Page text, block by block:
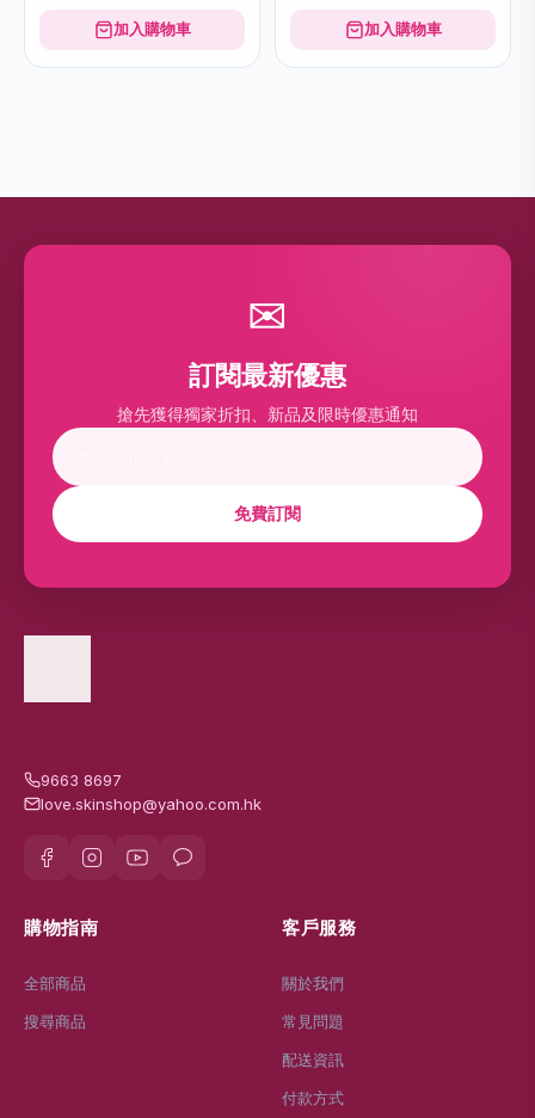
加入購物車 加入購物車
✉
訂閱最新優惠
搶先獲得獨家折扣、新品及限時優惠通知
免費訂閱
9663 8697
love.skinshop@yahoo.com.hk
購物指南
全部商品
搜尋商品
客戶服務
關於我們
常見問題
配送資訊
付款方式